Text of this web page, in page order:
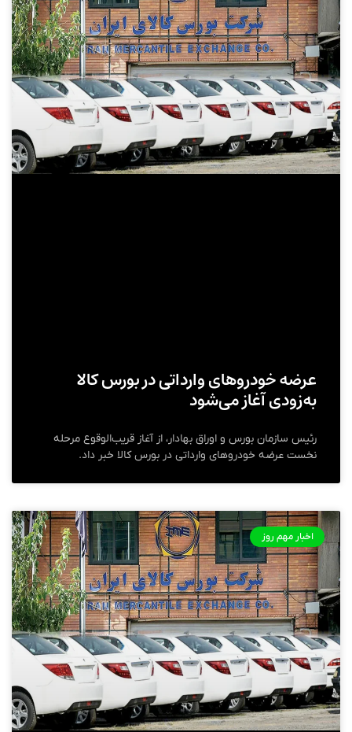
عرضه خودروهای وارداتی در بورس کالا
به‌زودی آغاز می‌شود
رئیس سازمان بورس و اوراق بهادار، از آغاز قریب‌الوقوع مرحله
نخست عرضه خودروهای وارداتی در بورس کالا خبر داد.
اخبار مهم روز